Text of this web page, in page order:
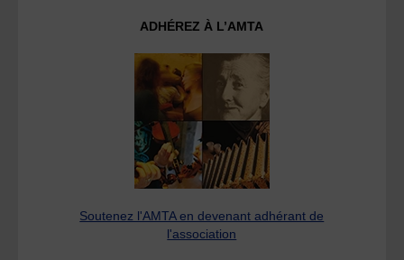
ADHÉREZ À L’AMTA
Soutenez l'AMTA en devenant adhérant de
l'association